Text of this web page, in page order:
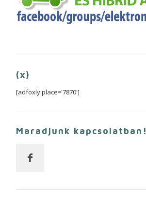
(x)
[adfoxly place='7870']
Maradjunk kapcsolatban!